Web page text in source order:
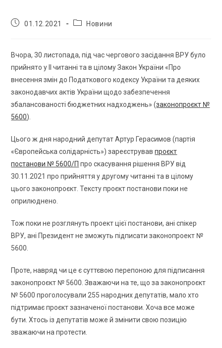
01.12.2021 Новини
Вчора, 30 листопада, під час чергового засідання ВРУ було
прийнято у II читанні та в цілому Закон України «Про
внесення змін до Податкового кодексу України та деяких
законодавчих актів України щодо забезпечення
збалансованості бюджетних надходжень» (законопроєкт №
5600).
Цього ж дня народний депутат Артур Герасимов (партія
«Європейська солідарність») зареєструвавпроєкт
постанови № 5600/П про скасування рішення ВРУ від
30.11.2021 про прийняття у другому читанні та в цілому
цього законопроєкт. Тексту проєкт постанови поки не
оприлюднено.
Тож поки не розглянуть проект цієї постанови, ані спікер
ВРУ, ані Президент не зможуть підписати законопроект №
5600.
Проте, навряд чи це є суттєвою перепоною для підписання
законопроєкт № 5600. Зважаючи на те, що за законопроєкт
№ 5600 проголосували 255 народних депутатів, мало хто
підтримає проєкт зазначеної постанови. Хоча все може
бути. Хтось із депутатів може й змінити свою позицію
зважаючи на протести.